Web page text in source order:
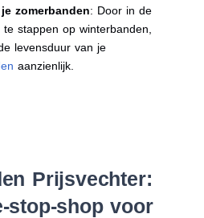
zomerbanden: Door in de
stappen op winterbanden,
levensduur van je
aanzienlijk.
Prijsvechter:
stop-shop voor